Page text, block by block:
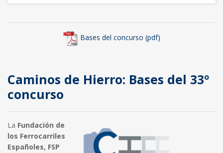
Bases del concurso (pdf)
Caminos de Hierro: Bases del 33º
concurso
La Fundación de
los Ferrocarriles
Españoles, FSP